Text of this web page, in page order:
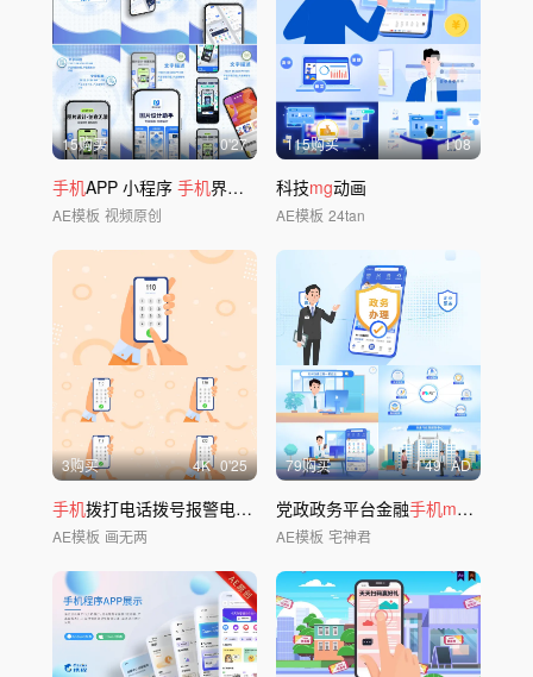
15购买 0'27
手机APP 小程序 手机界面功能展示
AE模板 视频原创
115购买 1'08
科技mg动画
AE模板 24tan
3购买 4K 0'25
手机拨打电话拨号报警电话4个号码AE模板
AE模板 画无两
79购买 1'49 AD
党政政务平台金融手机mg 动画
AE模板 宅神君